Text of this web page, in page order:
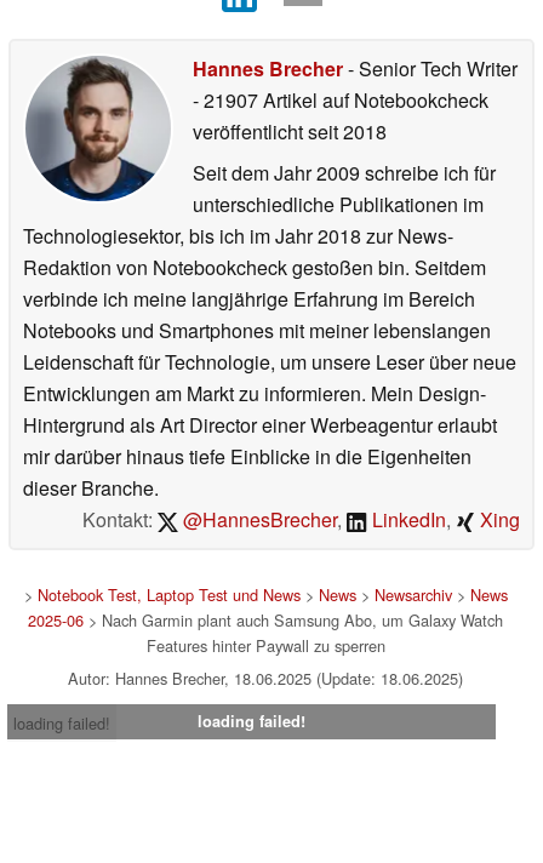
Hannes Brecher- Senior Tech Writer
- 21907 Artikel auf Notebookcheck
veröffentlichtseit 2018
Seit dem Jahr 2009 schreibe ich für
unterschiedliche Publikationen im
Technologiesektor, bis ich im Jahr 2018 zur News-
Redaktion von Notebookcheck gestoßen bin. Seitdem
verbinde ich meine langjährige Erfahrung im Bereich
Notebooks und Smartphones mit meiner lebenslangen
Leidenschaft für Technologie, um unsere Leser über neue
Entwicklungen am Markt zu informieren. Mein Design-
Hintergrund als Art Director einer Werbeagentur erlaubt
mir darüber hinaus tiefe Einblicke in die Eigenheiten
dieser Branche.
Kontakt:
@HannesBrecher, LinkedIn, Xing
> Notebook Test, Laptop Test und News> News> Newsarchiv> News
2025-06 > Nach Garmin plant auch Samsung Abo, um Galaxy Watch
Features hinter Paywall zu sperren
Autor: Hannes Brecher, 18.06.2025 (Update: 18.06.2025)
loading failed!
loading failed!